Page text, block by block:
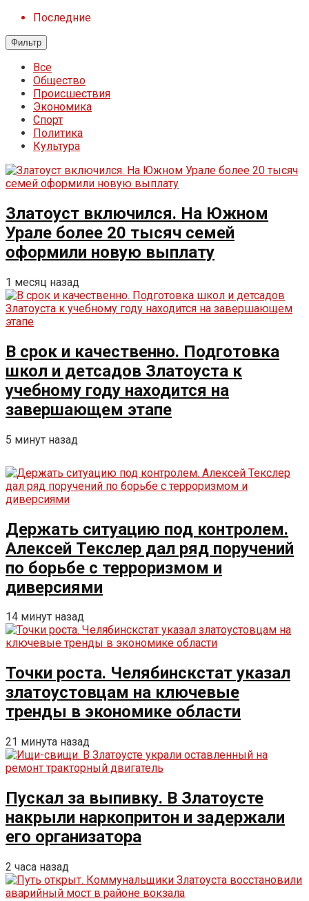
Последние
Фильтр
Все
Общество
Происшествия
Экономика
Спорт
Политика
Культура
Златоуст включился. На Южном
Урале более 20 тысяч семей
оформили новую выплату
1 месяц назад
В срок и качественно. Подготовка
школ и детсадов Златоуста к
учебному году находится на
завершающем этапе
5 минут назад
Держать ситуацию под контролем.
Алексей Текслер дал ряд поручений
по борьбе с терроризмом и
диверсиями
14 минут назад
Точки роста. Челябинскстат указал
златоустовцам на ключевые
тренды в экономике области
21 минута назад
Пускал за выпивку. В Златоусте
накрыли наркопритон и задержали
его организатора
2 часа назад